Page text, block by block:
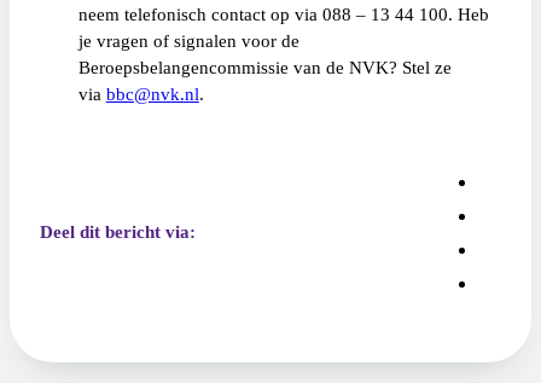
neem telefonisch contact op via 088 – 13 44 100. Heb
je vragen of signalen voor de
Beroepsbelangencommissie van de NVK? Stel ze
via bbc@nvk.nl.
Deel dit bericht via: